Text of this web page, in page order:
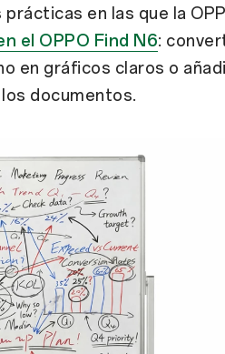
en las que la
el OPPO Find N6:
en gráficos claros o
documentos.